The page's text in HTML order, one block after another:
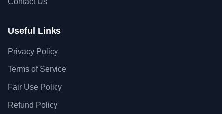
Contact Us
Useful Links
Privacy Policy
Terms of Service
Fair Use Policy
Refund Policy